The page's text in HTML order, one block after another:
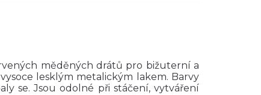
měděných drátů pro bižuterní a
lesklým metalickým lakem. Barvy
se. Jsou odolné při stáčení, vytváření